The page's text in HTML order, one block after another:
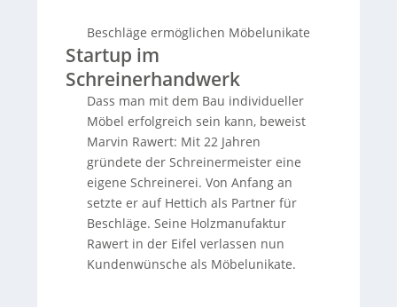
innerhalb von sechs Monaten neu auf und
investierte in moderne CNC‑Technik sowie
Lackier- und Trockenräume. Heute fertigt
ein neunköpfiges Team hochwertige
Möbelunikate und plant eine Ausstellung,
um Privatkunden Qualitäts- und
Funktionsunterschiede zum Standard zu
zeigen und mehr Laufkundschaft zu
gewinnen. Ein zentraler Erfolgsfaktor sind
für Rawert die gut verarbeitbaren Hettich-
Lösungen, insbesondere dieActro 5D
Auszugsführungfür Holzschubkästen: Sie
reduziert Reklamationen, ist flexibel
nachrüstbar. Als Beispiel wird ein
Beschläge ermöglichen Möbelunikate
Startup im
Schreinerhandwerk
Dass man mit dem Bau individueller
Möbel erfolgreich sein kann, beweist
Marvin Rawert: Mit 22 Jahren
gründete der Schreinermeister eine
eigene Schreinerei. Von Anfang an
setzte er auf Hettich als Partner für
Beschläge. Seine Holzmanufaktur
Rawert in der Eifel verlassen nun
Kundenwünsche als Möbelunikate.